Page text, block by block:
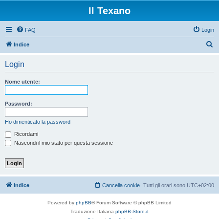
Il Texano
FAQ Login
Indice
Login
Nome utente:
Password:
Ho dimenticato la password
Ricordami
Nascondi il mio stato per questa sessione
Indice Tutti gli orari sono UTC+02:00
Cancella cookie
Powered by phpBB® Forum Software © phpBB Limited
Traduzione Italiana phpBB-Store.it